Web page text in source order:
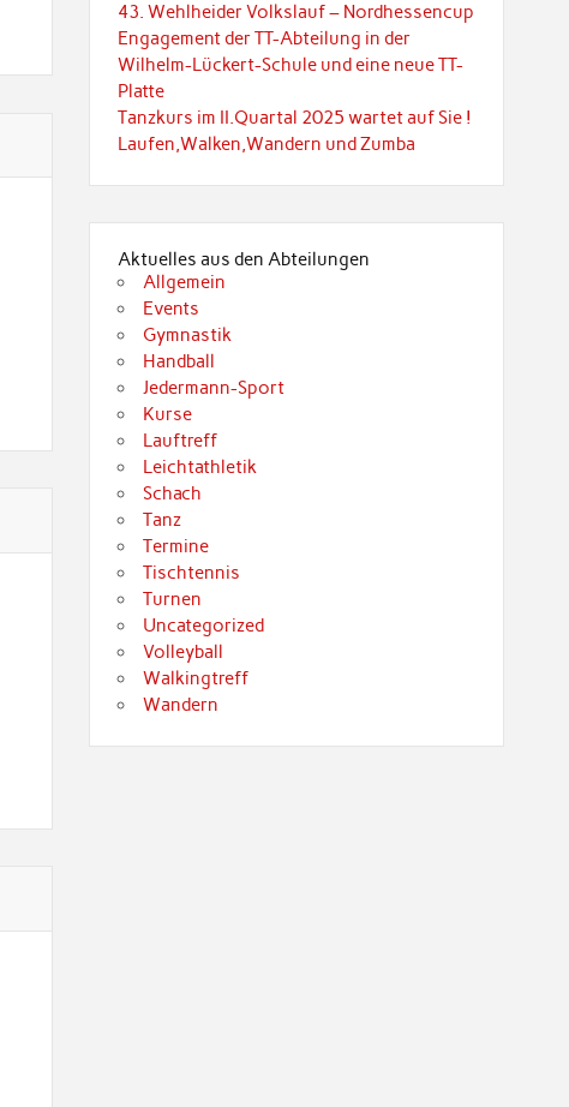
43. Wehlheider Volkslauf – Nordhessencup
Engagement der TT-Abteilung in der
Wilhelm-Lückert-Schule und eine neue TT-
Platte
Tanzkurs im II.Quartal 2025 wartet auf Sie !
Laufen,Walken,Wandern und Zumba
Aktuelles aus den Abteilungen
Allgemein
Events
Gymnastik
Handball
Jedermann-Sport
Kurse
Lauftreff
Leichtathletik
Schach
Tanz
Termine
Tischtennis
Turnen
Uncategorized
Volleyball
Walkingtreff
Wandern